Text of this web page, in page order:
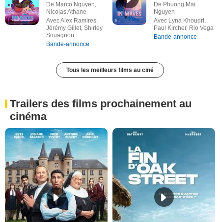
De Marco Nguyen,
Nicolas Athane
Avec Alex Ramires,
Jérémy Gillet, Shirley
Souagnon
Bande-annonce
De Phuong Mai
Nguyen
Avec Lyna Khoudri,
Paul Kircher, Rio Vega
Bande-annonce
Tous les meilleurs films au ciné
Trailers des films prochainement au
cinéma